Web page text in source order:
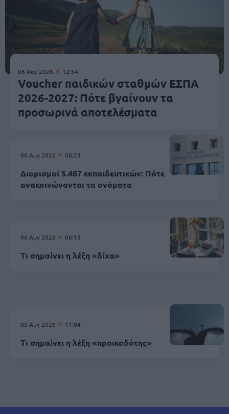
06 Αυγ 2026 12:54
Voucher παιδικών σταθμών ΕΣΠΑ
2026-2027: Πότε βγαίνουν τα
προσωρινά αποτελέσματα
06 Αυγ 2026 08:23
Διορισμοί 5.487 εκπαιδευτικών: Πότε
ανακοινώνονται τα ονόματα
06 Αυγ 2026 06:15
Τι σημαίνει η λέξη «δίχα»
05 Αυγ 2026 11:04
Τι σημαίνει η λέξη «προικοδότης»